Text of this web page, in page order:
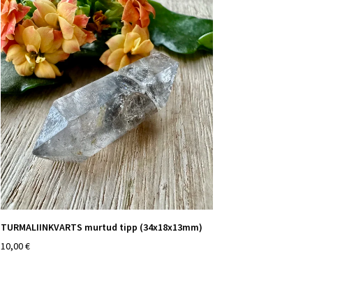
TURMALIINKVARTS murtud tipp (34x18x13mm)
10,00 €